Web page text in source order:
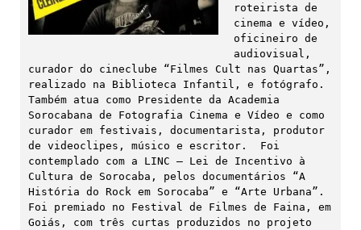
roteirista de
cinema e vídeo,
oficineiro de
audiovisual,
curador do cineclube “Filmes Cult nas Quartas”,
realizado na Biblioteca Infantil, e fotógrafo.
Também atua como Presidente da Academia
Sorocabana de Fotografia Cinema e Vídeo e como
curador em festivais, documentarista, produtor
de videoclipes, músico e escritor.  Foi
contemplado com a LINC – Lei de Incentivo à
Cultura de Sorocaba, pelos documentários “A
História do Rock em Sorocaba” e “Arte Urbana”.
Foi premiado no Festival de Filmes de Faina, em
Goiás, com três curtas produzidos no projeto